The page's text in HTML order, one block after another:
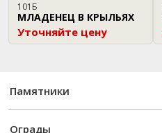
101Б
МЛАДЕНЕЦ В КРЫЛЬЯХ
Уточняйте цену
Памятники
Ограды